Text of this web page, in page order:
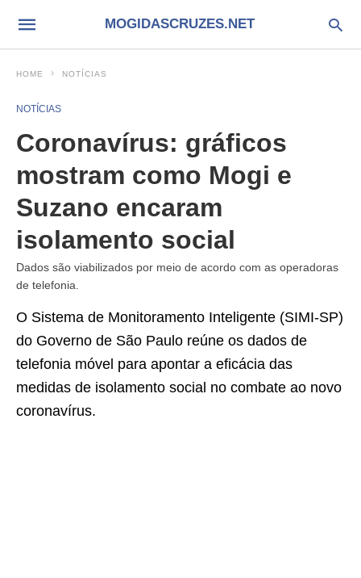
MOGIDASCRUZES.NET
HOME NOTÍCIAS
NOTÍCIAS
Coronavírus: gráficos
mostram como Mogi e
Suzano encaram
isolamento social
Dados são viabilizados por meio de acordo com as operadoras
de telefonia.
O Sistema de Monitoramento Inteligente (SIMI-SP)
do Governo de São Paulo reúne os dados de
telefonia móvel para apontar a eficácia das
medidas de isolamento social no combate ao novo
coronavírus.